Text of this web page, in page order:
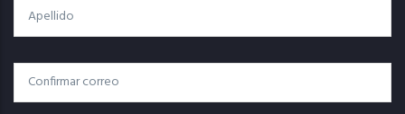
Apellido
Correo
Correo Electrónico